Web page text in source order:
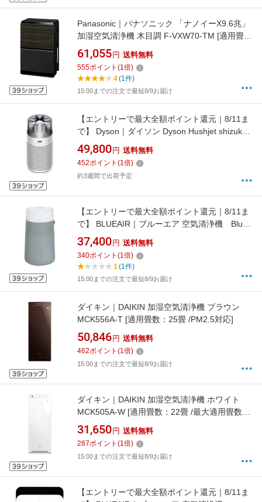
Panasonic｜パナソニック 「ナノイーX9.6兆」
加湿空気清浄機 木目調 F-VXW70-TM [適用畳
数：31畳 /最大適用畳数(加湿)：19畳 /PM2.5対
応]
61,055 円 送料無料
555ポイント (1倍)
4(1件)
15:00までの注文で最短8/9お届け
【エントリーで最大全額ポイント還元｜8/11ま
で】 Dyson｜ダイソン Dyson Hushjet shizuka
空気清浄機 ホワイト/シルバー SP01WS [PM2.5
対応]
49,800 円 送料無料
452ポイント (1倍)
約3週間で出荷予定
【エントリーで最大全額ポイント還元｜8/11ま
で】 BLUEAIR｜ブルーエア 空気清浄機 Blue
Max 3450i [適用畳数：48畳 /PM2.5対応]
【newlife_campaign_f】
37,400 円 送料無料
340ポイント (1倍)
1(1件)
15:00までの注文で最短8/9お届け
ダイキン｜DAIKIN 加湿空気清浄機 ブラウン
MCK556A-T [適用畳数：25畳 /PM2.5対応]
50,846 円 送料無料
462ポイント (1倍)
15:00までの注文で最短8/9お届け
ダイキン｜DAIKIN 加湿空気清浄機 ホワイト
MCK505A-W [適用畳数：22畳 /最大適用畳数
(加湿)：13畳 /PM2.5対応]
【newlife_campaign_f】
31,650 円 送料無料
287ポイント (1倍)
15:00までの注文で最短8/9お届け
【エントリーで最大全額ポイント還元｜8/11ま